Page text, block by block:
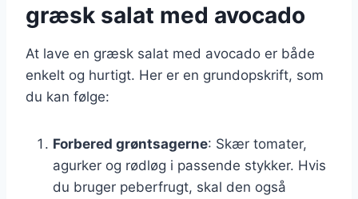
græsk salat med avocado
At lave en græsk salat med avocado er både
enkelt og hurtigt. Her er en grundopskrift, som
du kan følge:
Forbered grøntsagerne: Skær tomater,
agurker og rødløg i passende stykker. Hvis
du bruger peberfrugt, skal den også